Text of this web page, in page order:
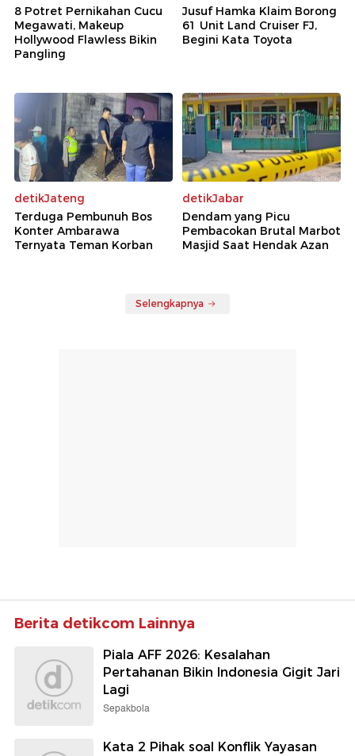
8 Potret Pernikahan Cucu
Megawati, Makeup
Hollywood Flawless Bikin
Pangling
Jusuf Hamka Klaim Borong
61 Unit Land Cruiser FJ,
Begini Kata Toyota
detikJateng
Terduga Pembunuh Bos
Konter Ambarawa
Ternyata Teman Korban
detikJabar
Dendam yang Picu
Pembacokan Brutal Marbot
Masjid Saat Hendak Azan
Selengkapnya
Berita detikcom Lainnya
Piala AFF 2026: Kesalahan
Pertahanan Bikin Indonesia Gigit Jari
Lagi
Sepakbola
Kata 2 Pihak soal Konflik Yayasan